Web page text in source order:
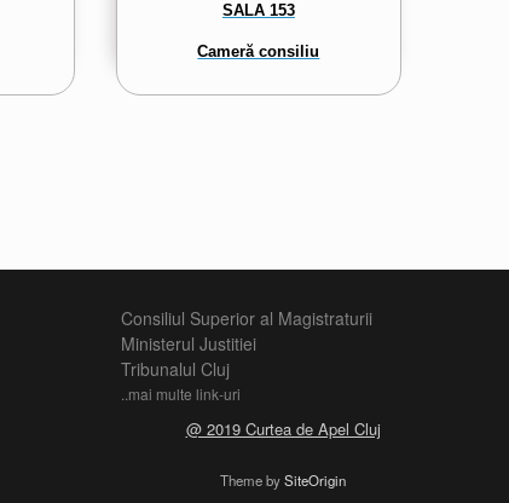
SALA 153
Cameră consiliu
Consiliul Superior al Magistraturii
Ministerul Justitiei
Tribunalul Cluj
..mai multe link-uri
@ 2019 Curtea de Apel Cluj
Theme bySiteOrigin